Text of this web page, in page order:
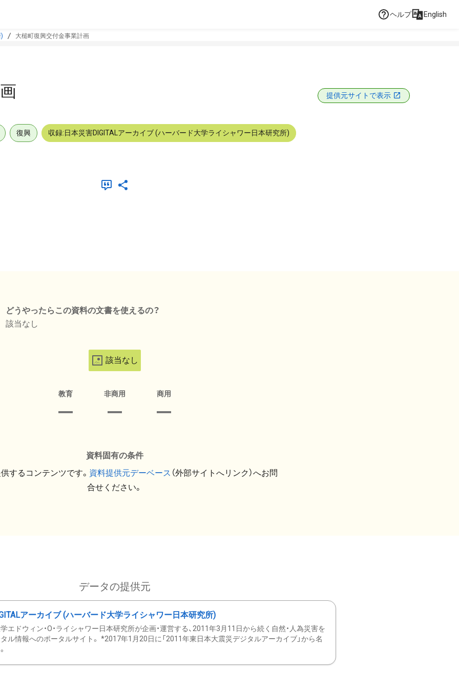
ヘルプ English
大槌町復興交付金事業計画
提供元サイトで表示
復興 収録:日本災害DIGITALアーカイブ (ハーバード大学ライシャワー日本研究所)
どうやったらこの資料の文書を使えるの？
該当なし
該当なし
教育 非商用 商用
資料固有の条件
するコンテンツです。 資料提供元デーベース （外部サイトへリンク）へお問
合せください。
データの提供元
アーカイブ (ハーバード大学ライシャワー日本研究所)
エドウィン・O・ライシャワー日本研究所が企画・運営する、2011年3月11日から続く自然・人為災害を
ル情報へのポータルサイト。 *2017年1月20日に「2011年東日本大震災デジタルアーカイブ」から名